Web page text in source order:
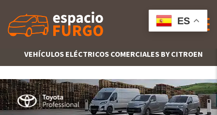
VEHÍCULOS ELÉCTRICOS COMERCIALES BY CITROEN
ES